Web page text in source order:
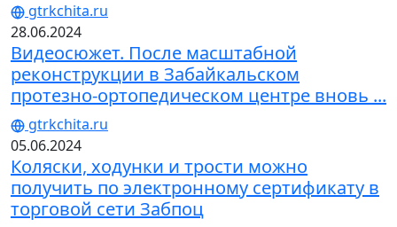
gtrkchita.ru
28.06.2024
Видеосюжет. После масштабной
реконструкции в Забайкальском
протезно-ортопедическом центре вновь ...
gtrkchita.ru
05.06.2024
Коляски, ходунки и трости можно
получить по электронному сертификату в
торговой сети Забпоц